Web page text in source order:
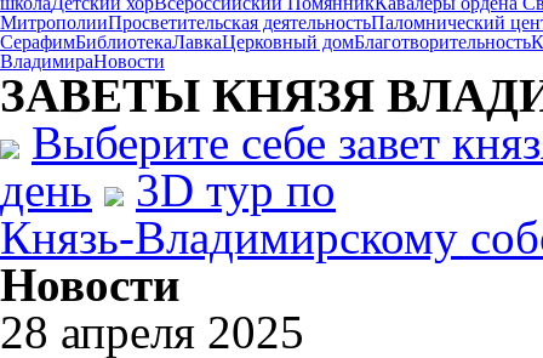
МитрополииПросветительская деятельностьПаломнический
СерафимБиблиотекаЛавкаЦерковный домБлаготворительность
ВладимираНовости
ЗАВЕТЫ КНЯЗЯ
Выберите себе завет
день
3D тур по
Князь-Владимирскому
Новости
28 апреля 2025